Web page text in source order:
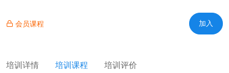
会员课程 加入
培训详情 培训课程 培训评价